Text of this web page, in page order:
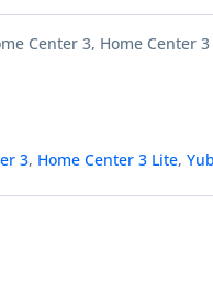
Center 3, Home Center
3, Home Center 3 Lite,